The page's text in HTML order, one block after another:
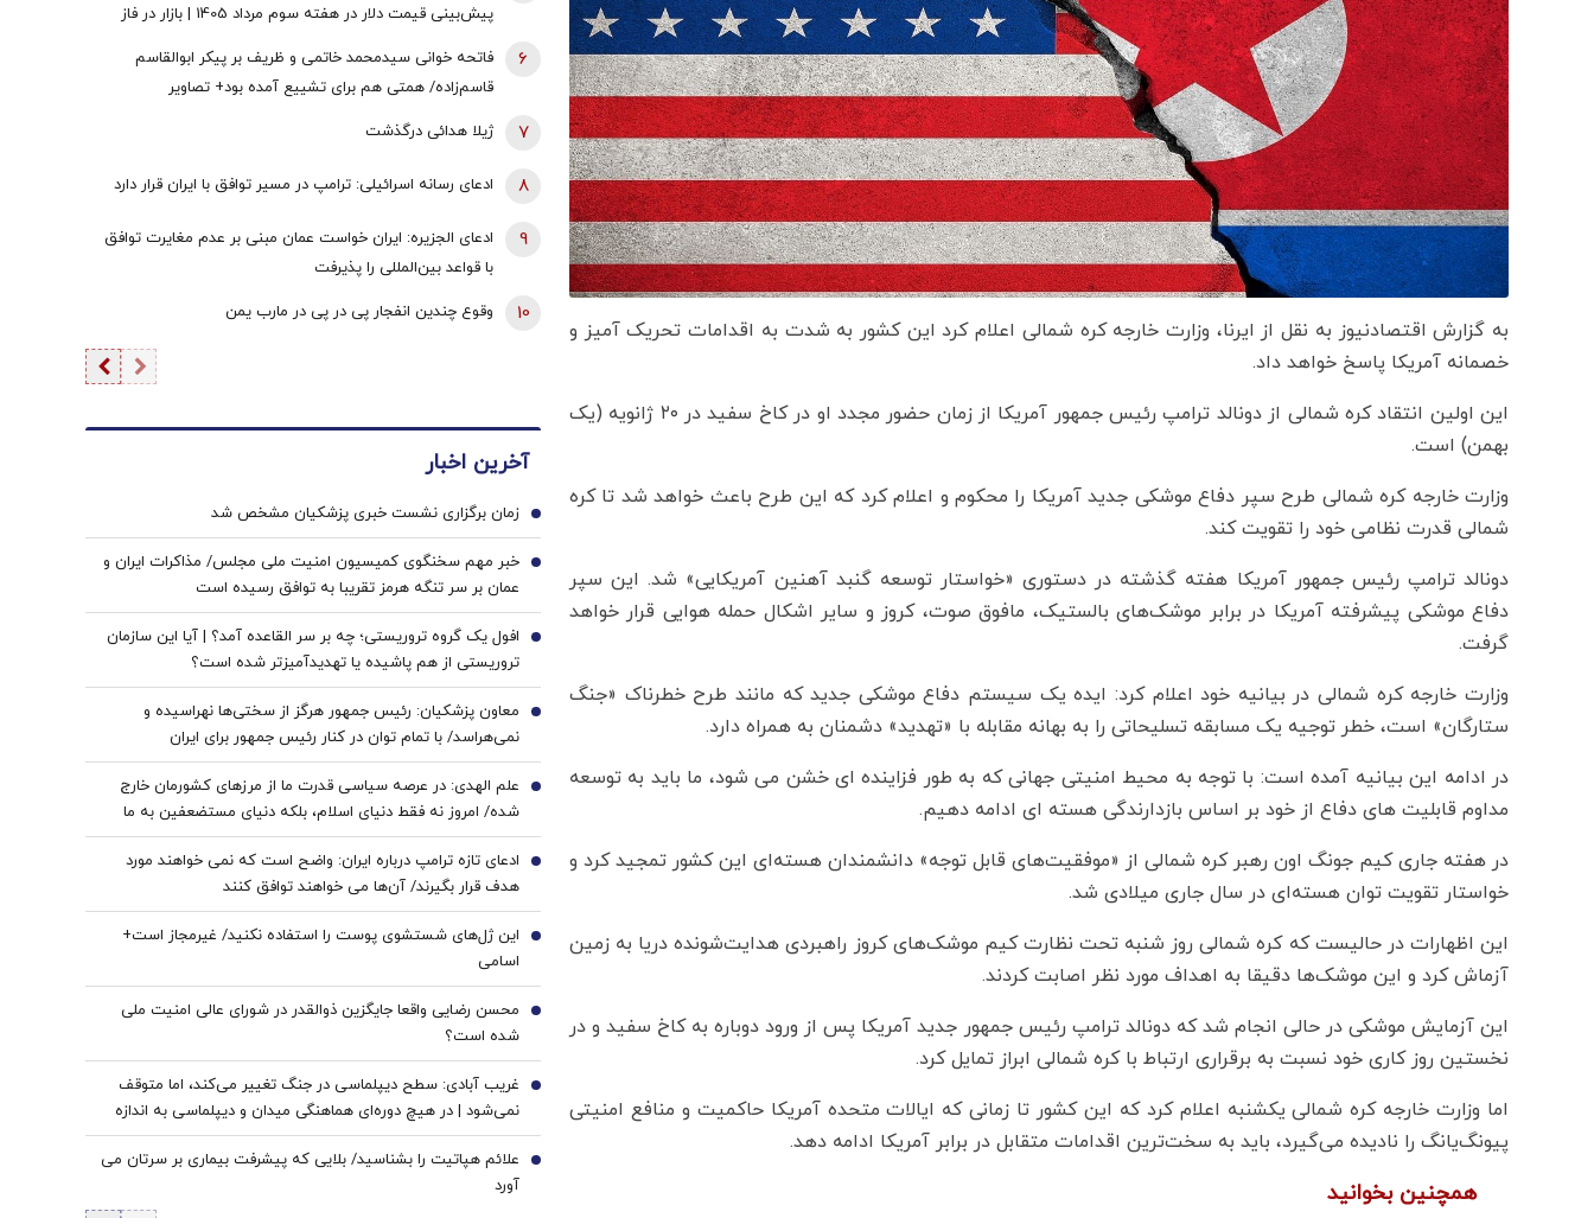
به گزارش اقتصادنیوز به نقل از ایرنا، وزارت خارجه کره شمالی اعلام کرد این کشور به شدت به اقدامات تحریک آمیز و
خصمانه آمریکا پاسخ خواهد داد.
این اولین انتقاد کره شمالی از دونالد ترامپ رئیس جمهور آمریکا از زمان حضور مجدد او در کاخ سفید در ۲۰ ژانویه (یک
بهمن) است.
وزارت خارجه کره شمالی طرح سپر دفاع موشکی جدید آمریکا را محکوم و اعلام کرد که این طرح باعث خواهد شد تا کره
شمالی قدرت نظامی خود را تقویت کند.
دونالد ترامپ رئیس جمهور آمریکا هفته گذشته در دستوری «خواستار توسعه گنبد آهنین آمریکایی» شد. این سپر
دفاع موشکی پیشرفته آمریکا در برابر موشک‌های بالستیک، مافوق صوت، کروز و سایر اشکال حمله هوایی قرار خواهد
گرفت.
وزارت خارجه کره شمالی در بیانیه خود اعلام کرد: ایده یک سیستم دفاع موشکی جدید که مانند طرح خطرناک «جنگ
ستارگان» است، خطر توجیه یک مسابقه تسلیحاتی را به بهانه مقابله با «تهدید» دشمنان به همراه دارد.
در ادامه این بیانیه آمده است: با توجه به محیط امنیتی جهانی که به طور فزاینده ای خشن می شود، ما باید به توسعه
مداوم قابلیت های دفاع از خود بر اساس بازدارندگی هسته ای ادامه دهیم.
در هفته جاری کیم جونگ اون رهبر کره شمالی از «موفقیت‌های قابل توجه» دانشمندان هسته‌ای این کشور تمجید کرد و
خواستار تقویت توان هسته‌ای در سال جاری میلادی شد.
این اظهارات در حالیست که کره شمالی روز شنبه تحت نظارت کیم موشک‌های کروز راهبردی هدایت‌شونده دریا به زمین
آزماش کرد و این موشک‌ها دقیقا به اهداف مورد نظر اصابت کردند.
این آزمایش موشکی در حالی انجام شد که دونالد ترامپ رئیس جمهور جدید آمریکا پس از ورود دوباره به کاخ سفید و در
نخستین روز کاری خود نسبت به برقراری ارتباط با کره شمالی ابراز تمایل کرد.
اما وزارت خارجه کره شمالی یکشنبه اعلام کرد که این کشور تا زمانی که ایالات متحده آمریکا حاکمیت و منافع امنیتی
پیونگ‌یانگ را نادیده می‌گیرد، باید به سخت‌ترین اقدامات متقابل در برابر آمریکا ادامه دهد.
همچنین بخوانید
پیش‌بینی قیمت دلار در هفته سوم مرداد 1405 | بازار در فاز
فاتحه خوانی سیدمحمد خاتمی و ظریف بر پیکر ابوالقاسم
قاسم‌زاده/ همتی هم برای تشییع آمده بود+ تصاویر
6
ژیلا هدائی درگذشت 7
ادعای رسانه اسرائیلی: ترامپ در مسیر توافق با ایران قرار دارد 8
ادعای الجزیره: ایران خواست عمان مبنی بر عدم مغایرت توافق
با قواعد بین‌المللی را پذیرفت
9
وقوع چندین انفجار پی در پی در مارب یمن 10
آخرین اخبار
زمان برگزاری نشست خبری پزشکیان مشخص شد 1
خبر مهم سخنگوی کمیسیون امنیت ملی مجلس/ مذاکرات ایران و
عمان بر سر تنگه هرمز تقریبا به توافق رسیده است
2
افول یک گروه تروریستی؛ چه بر سر القاعده آمد؟ | آیا این سازمان
تروریستی از هم پاشیده یا تهدیدآمیزتر شده است؟
3
معاون پزشکیان: رئیس جمهور هرگز از سختی‌ها نهراسیده و
نمی‌هراسد/ با تمام توان در کنار رئیس جمهور برای ایران
ایستاده‌ایم
4
علم ‌الهدی: در عرصه سیاسی قدرت ما از مرزهای کشورمان خارج
شده/ امروز نه فقط دنیای اسلام، بلکه دنیای مستضعفین به ما
وابسته است/ خدا نصرت قطعی ما را می‌خواهد و شکست دشمن را
رقم می‌زند
5
ادعای تازه ترامپ درباره ایران: واضح است که نمی خواهند مورد
هدف قرار بگیرند/ آن‌ها می خواهند توافق کنند
6
این ژل‌های شستشوی پوست را استفاده نکنید/ غیرمجاز است+
اسامی
7
محسن رضایی واقعا جایگزین ذوالقدر در شورای عالی امنیت ملی
شده است؟
8
غریب آبادی: سطح دیپلماسی در جنگ تغییر می‌کند، اما متوقف
نمی‌شود | در هیچ دوره‌ای هماهنگی میدان و دیپلماسی به اندازه
امروز نبود | ادبیاتمان در زمان جنگ، مانند ادبیاتمان در زمان صلح
باشد؟
9
علائم هپاتیت را بشناسید/ بلایی که پیشرفت بیماری بر سرتان می
آورد
10